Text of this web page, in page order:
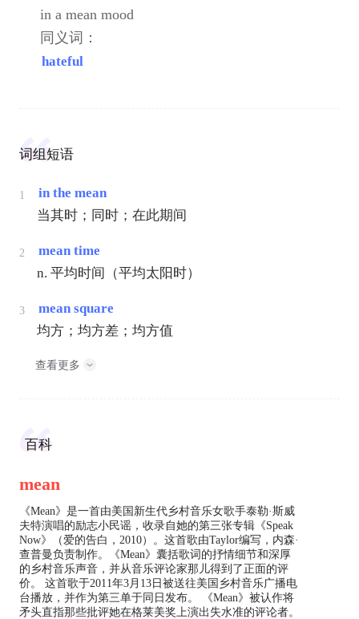
in a mean mood
同义词：
hateful
词组短语
1
in the mean
当其时；同时；在此期间
2
mean time
n. 平均时间（平均太阳时）
3
mean square
均方；均方差；均方值
查看更多
百科
mean
《Mean》是一首由美国新生代乡村音乐女歌手泰勒·斯威
夫特演唱的励志小民谣，收录自她的第三张专辑《Speak
Now》（爱的告白，2010）。这首歌由Taylor编写，内森·
查普曼负责制作。《Mean》囊括歌词的抒情细节和深厚
的乡村音乐声音，并从音乐评论家那儿得到了正面的评
价。 这首歌于2011年3月13日被送往美国乡村音乐广播电
台播放，并作为第三单于同日发布。 《Mean》被认作将
矛头直指那些批评她在格莱美奖上演出失水准的评论者。